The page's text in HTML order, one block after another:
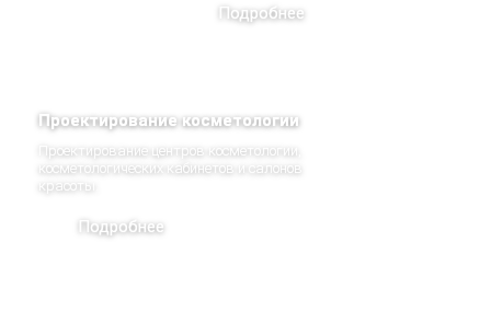
Подробнее
Проектирование косметологии
Проектирование центров косметологии,
косметологических кабинетов и салонов
красоты.
Подробнее